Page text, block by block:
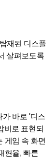
재된 디스플
살펴보도록
가 바로 '디스
비로 표현되
게임 속 화면
현율, 빠른